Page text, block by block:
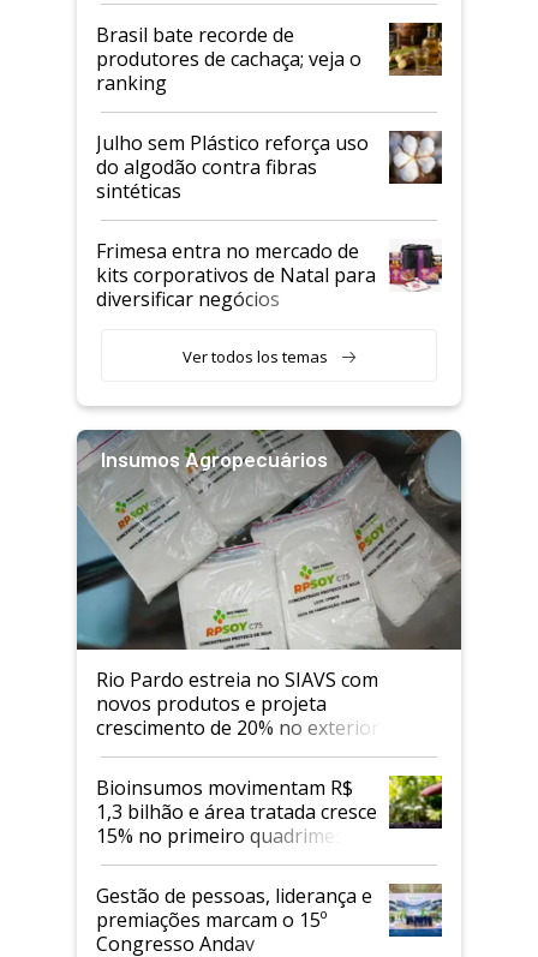
Brasil bate recorde de
produtores de cachaça; veja o
ranking
Julho sem Plástico reforça uso
do algodão contra fibras
sintéticas
Frimesa entra no mercado de
kits corporativos de Natal para
diversificar negócios
Ver todos los temas
Insumos Agropecuários
Rio Pardo estreia no SIAVS com
novos produtos e projeta
crescimento de 20% no exterior
Bioinsumos movimentam R$
1,3 bilhão e área tratada cresce
15% no primeiro quadrimestre
de 2026
Gestão de pessoas, liderança e
premiações marcam o 15º
Congresso Andav